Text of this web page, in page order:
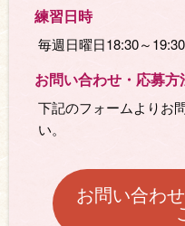
練習日時
毎週日曜日18:30～19:30
お問い合わせ・応募⽅
下記のフォームよりお
い。
お問い合わ